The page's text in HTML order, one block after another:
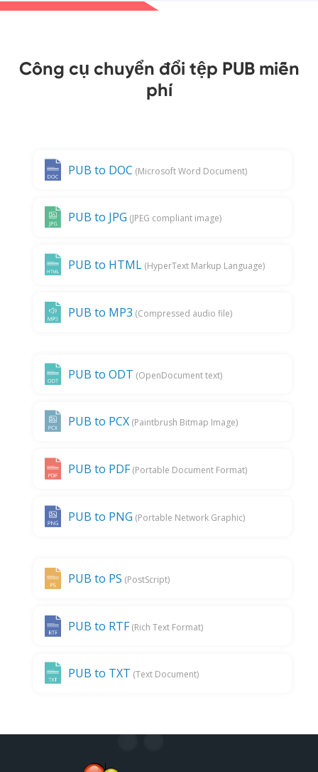
Công cụ chuyển đổi tệp PUB miễn
phí
PUB to DOC (Microsoft Word Document)
PUB to JPG (JPEG compliant image)
PUB to HTML (HyperText Markup Language)
PUB to MP3 (Compressed audio file)
PUB to ODT (OpenDocument text)
PUB to PCX (Paintbrush Bitmap Image)
PUB to PDF (Portable Document Format)
PUB to PNG (Portable Network Graphic)
PUB to PS (PostScript)
PUB to RTF (Rich Text Format)
PUB to TXT (Text Document)